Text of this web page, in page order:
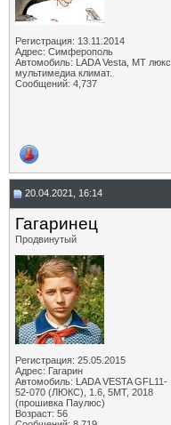
Регистрация: 13.11.2014
Адрес: Симферополь
Автомобиль: LADA Vesta, МТ люкс
мультимедиа климат.
Сообщений: 4,737
20.04.2021, 16:14
Гагаринец
Продвинутый
Регистрация: 25.05.2015
Адрес: Гагарин
Автомобиль: LADA VESTA GFL11-
52-070 (ЛЮКС), 1.6, 5МТ, 2018
(прошивка Паулюс)
Возраст: 56